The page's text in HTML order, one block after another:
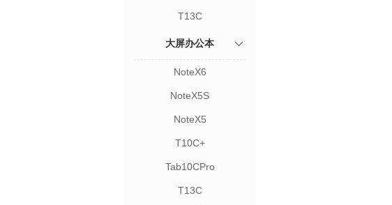
T13C
大屏办公本
NoteX6
NoteX5S
NoteX5
T10C+
Tab10CPro
T13C